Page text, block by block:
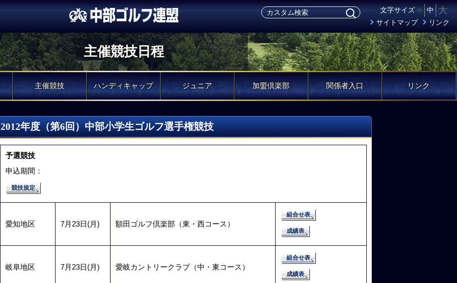
文字サイズ 小 中 大
サイトマップ リンク
主催競技日程
主催競技 ハンディキャップ ジュニア 加盟倶楽部 関係者入口 リンク
2012年度（第6回）中部小学生ゴルフ選手権競技
予選競技
申込期間：
競技規定
愛知地区 7月23日(月) 額田ゴルフ倶楽部（東・西コース）
組合せ表
成績表
岐阜地区 7月23日(月) 愛岐カントリークラブ（中・東コース）
組合せ表
成績表